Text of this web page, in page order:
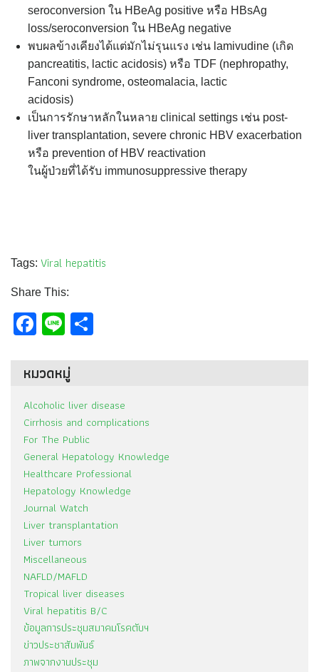
seroconversion ใน HBeAg positive หรือ HBsAg
loss/seroconversion ใน HBeAg negative
พบผลข้างเคียงได้แต่มักไม่รุนแรง เช่น lamivudine (เกิด
pancreatitis, lactic acidosis) หรือ TDF (nephropathy,
Fanconi syndrome, osteomalacia, lactic
acidosis)
เป็นการรักษาหลักในหลาย clinical settings เช่น post-
liver transplantation, severe chronic HBV exacerbation
หรือ prevention of HBV reactivation
ในผู้ป่วยที่ได้รับ immunosuppressive therapy
Tags: Viral hepatitis
Share This:
Facebook
Line
หมวดหมู่
Alcoholic liver disease
Cirrhosis and complications
For The Public
General Hepatology Knowledge
Healthcare Professional
Hepatology Knowledge
Journal Watch
Liver transplantation
Liver tumors
Miscellaneous
NAFLD/MAFLD
Tropical liver diseases
Viral hepatitis B/C
ข้อมูลการประชุมสมาคมโรคตับฯ
ข่าวประชาสัมพันธ์
ภาพจากงานประชุม